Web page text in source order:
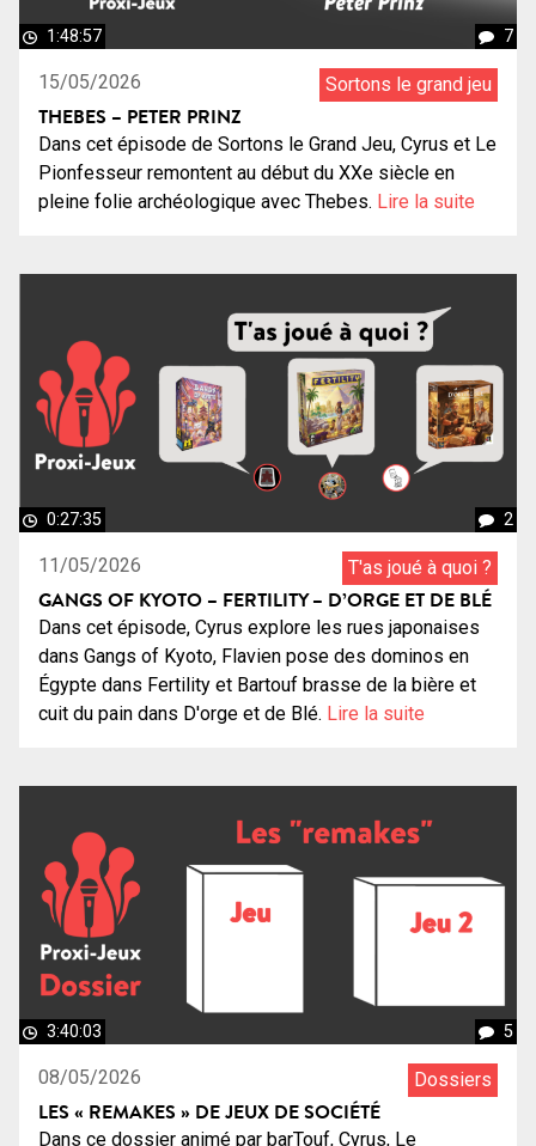
1:48:57 7
15/05/2026 Sortons le grand jeu
THEBES – PETER PRINZ
Dans cet épisode de Sortons le Grand Jeu, Cyrus et Le
Pionfesseur remontent au début du XXe siècle en
pleine folie archéologique avec Thebes. Lire la suite
0:27:35 2
11/05/2026 T'as joué à quoi ?
GANGS OF KYOTO – FERTILITY – D’ORGE ET DE BLÉ
Dans cet épisode, Cyrus explore les rues japonaises
dans Gangs of Kyoto, Flavien pose des dominos en
Égypte dans Fertility et Bartouf brasse de la bière et
cuit du pain dans D'orge et de Blé. Lire la suite
3:40:03 5
08/05/2026 Dossiers
LES « REMAKES » DE JEUX DE SOCIÉTÉ
Dans ce dossier animé par barTouf, Cyrus, Le